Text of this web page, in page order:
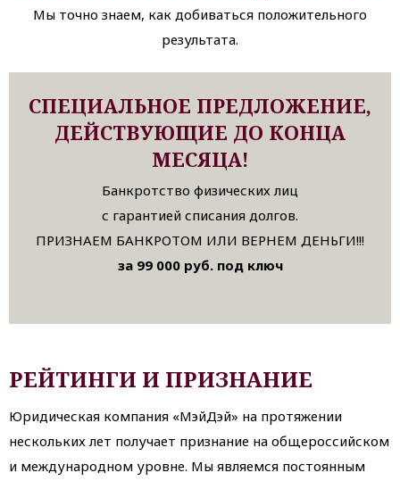
Мы точно знаем, как добиваться положительного
результата.
СПЕЦИАЛЬНОЕ ПРЕДЛОЖЕНИЕ,
ДЕЙСТВУЮЩИЕ ДО КОНЦА
МЕСЯЦА!
Банкротство физических лиц
с гарантией списания долгов.
ПРИЗНАЕМ БАНКРОТОМ ИЛИ ВЕРНЕМ ДЕНЬГИ!!!
за 99 000 руб. под ключ
РЕЙТИНГИ И ПРИЗНАНИЕ
Юридическая компания «МэйДэй» на протяжении
нескольких лет получает признание на общероссийском
и международном уровне. Мы являемся постоянным